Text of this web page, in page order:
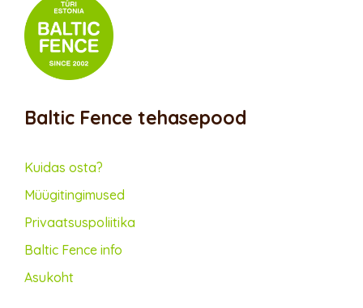
Baltic Fence tehasepood
Kuidas osta?
Müügitingimused
Privaatsus­poliitika
Baltic Fence info
Asukoht